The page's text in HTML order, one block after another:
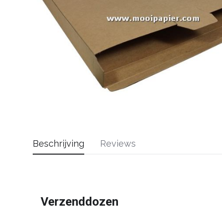
Beschrijving
Verzenddozen
Reviews